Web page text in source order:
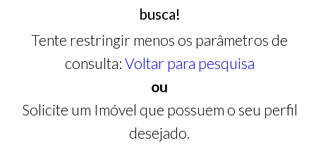
busca!
Tente restringir menos os parâmetros de
consulta: Voltar para pesquisa
ou
Solicite um Imóvel que possuem o seu perfil
desejado.